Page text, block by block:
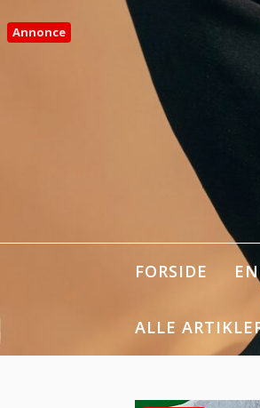
Annonce
til
indhold
FORSIDE
ALLE